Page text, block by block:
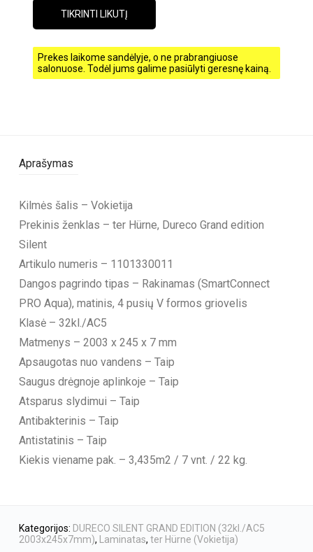
TIKRINTI LIKUTĮ
Prekes laikome sandėlyje, o ne prabrangiuose
salonuose. Todėl jums galime pasiūlyti geresnę kainą.
Aprašymas
Kilmės šalis – Vokietija
Prekinis ženklas – ter Hürne, Dureco Grand edition
Silent
Artikulo numeris – 1101330011
Dangos pagrindo tipas – Rakinamas (SmartConnect
PRO Aqua), matinis, 4 pusių V formos griovelis
Klasė – 32kl./AC5
Matmenys – 2003 x 245 x 7 mm
Apsaugotas nuo vandens – Taip
Saugus drėgnoje aplinkoje – Taip
Atsparus slydimui – Taip
Antibakterinis – Taip
Antistatinis – Taip
Kiekis viename pak. – 3,435m2 / 7 vnt. / 22 kg.
Kategorijos: DURECO SILENT GRAND EDITION (32kl./AC5
2003x245x7mm), Laminatas, ter Hürne (Vokietija)